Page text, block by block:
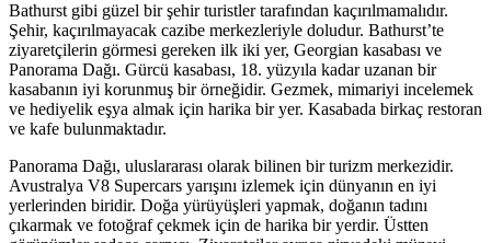
Bathurst gibi güzel bir şehir turistler tarafından kaçırılmamalıdır.
Şehir, kaçırılmayacak cazibe merkezleriyle doludur. Bathurst’te
ziyaretçilerin görmesi gereken ilk iki yer, Georgian kasabası ve
Panorama Dağı. Gürcü kasabası, 18. yüzyıla kadar uzanan bir
kasabanın iyi korunmuş bir örneğidir. Gezmek, mimariyi incelemek
ve hediyelik eşya almak için harika bir yer. Kasabada birkaç restoran
ve kafe bulunmaktadır.
Panorama Dağı, uluslararası olarak bilinen bir turizm merkezidir.
Avustralya V8 Supercars yarışını izlemek için dünyanın en iyi
yerlerinden biridir. Doğa yürüyüşleri yapmak, doğanın tadını
çıkarmak ve fotoğraf çekmek için de harika bir yerdir. Üstten